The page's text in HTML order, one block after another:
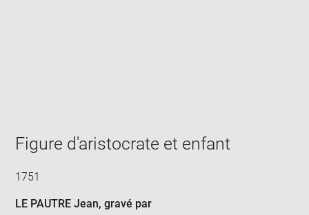
window
Figure d'aristocrate et enfant
1751
LE PAUTRE Jean, gravé par